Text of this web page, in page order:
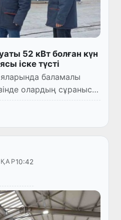
52 кВт болған күн
іске түсті
баламалы
олардың сұранысы
энергиясын
бөлінуде.
ҚАР10:42